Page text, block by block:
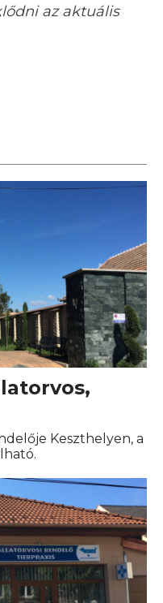
az aktuális
Keszthelyen, a